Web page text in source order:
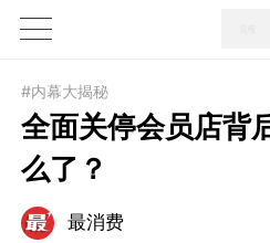
1X
#内幕大揭秘
全面关停会员店背
么了？
最消费